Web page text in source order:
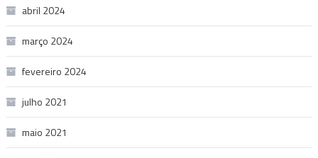
abril 2024
março 2024
fevereiro 2024
julho 2021
maio 2021